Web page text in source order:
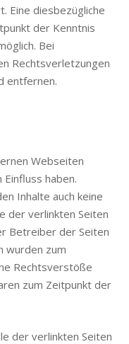
Eine diesbezügliche
der Kenntnis
Bei
Rechtsverletzungen
entfernen.
Webseiten
haben.
Inhalte auch keine
der verlinkten Seiten
Betreiber der Seiten
wurden zum
Rechtsverstöße
zum Zeitpunkt der
der verlinkten Seiten